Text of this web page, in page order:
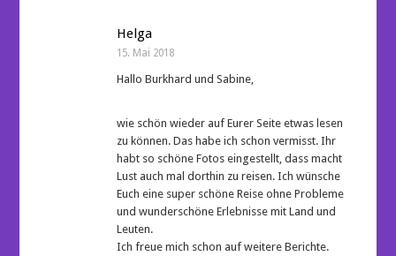
Helga
15. Mai 2018
Hallo Burkhard und Sabine,
wie schön wieder auf Eurer Seite etwas lesen
zu können. Das habe ich schon vermisst. Ihr
habt so schöne Fotos eingestellt, dass macht
Lust auch mal dorthin zu reisen. Ich wünsche
Euch eine super schöne Reise ohne Probleme
und wunderschöne Erlebnisse mit Land und
Leuten.
Ich freue mich schon auf weitere Berichte.